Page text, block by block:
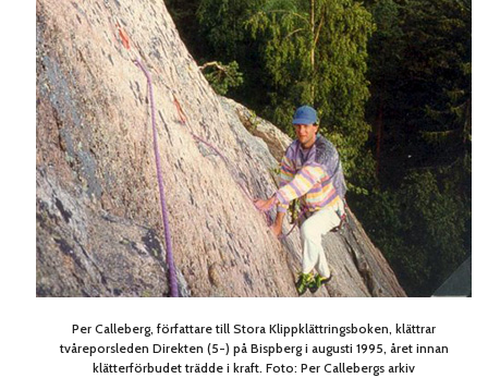
Per Calleberg, författare till Stora Klippklättringsboken, klättrar
tvåreporsleden Direkten (5-) på Bispberg i augusti 1995, året innan
klätterförbudet trädde i kraft. Foto: Per Callebergs arkiv